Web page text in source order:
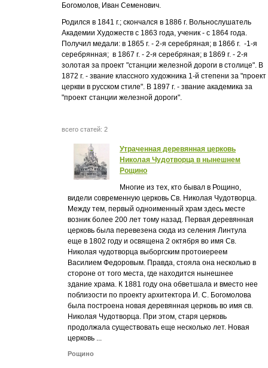
Богомолов, Иван Семенович.
Родился в 1841 г.; скончался в 1886 г. Вольнослушатель
Академии Художеств с 1863 года, ученик - с 1864 года.
Получил медали: в 1865 г. - 2-я серебряная; в 1866 г. -1-я
серебрянная; в 1867 г. - 2-я серебряная; в 1869 г. - 2-я
золотая за проект "станции железной дороги в столице". В
1872 г. - звание классного художника 1-й степени за "проект
церкви в русском стиле". В 1897 г. - звание академика за
"проект станции железной дороги".
всего статей: 2
Утраченная деревянная церковь
Николая Чудотворца в нынешнем
Рощино
Многие из тех, кто бывал в Рощино,
видели современную церковь Св. Николая Чудотворца.
Между тем, первый одноименный храм здесь месте
возник более 200 лет тому назад. Первая деревянная
церковь была перевезена сюда из селения Линтула
еще в 1802 году и освящена 2 октября во имя Св.
Николая чудотворца выборгским протоиереем
Василием Федоровым. Правда, стояла она несколько в
стороне от того места, где находится нынешнее
здание храма. К 1881 году она обветшала и вместо нее
поблизости по проекту архитектора И. С. Богомолова
была построена новая деревянная церковь во имя св.
Николая Чудотворца. При этом, старя церковь
продолжала существовать еще несколько лет. Новая
церковь ...
Рощино